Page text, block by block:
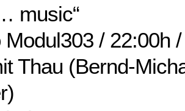
music“
Modul303 / 22:00h /
Thau (Bernd-